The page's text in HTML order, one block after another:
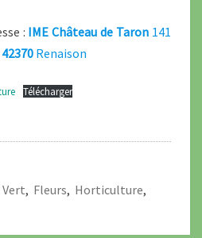
: IME Château de Taron 141
42370 Renaison
Télécharger
Vert, Fleurs, Horticulture,